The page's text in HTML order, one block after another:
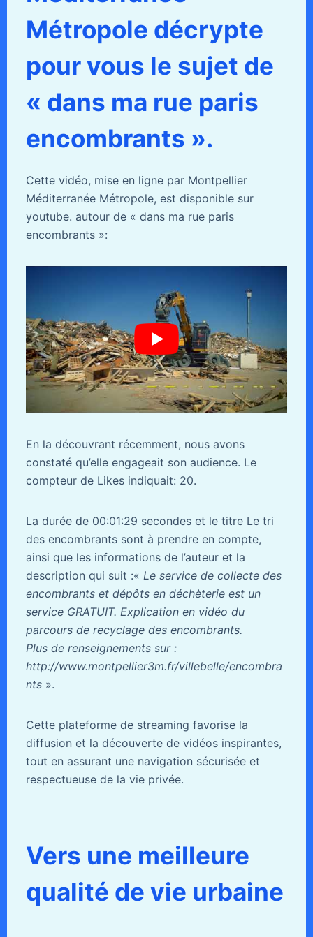
Métropole décrypte
pour vous le sujet de
« dans ma rue paris
encombrants ».
Cette vidéo, mise en ligne par Montpellier
Méditerranée Métropole, est disponible sur
youtube. autour de « dans ma rue paris
encombrants »:
En la découvrant récemment, nous avons
constaté qu’elle engageait son audience. Le
compteur de Likes indiquait: 20.
La durée de 00:01:29 secondes et le titre Le tri
des encombrants sont à prendre en compte,
ainsi que les informations de l’auteur et la
description qui suit :« Le service de collecte des
encombrants et dépôts en déchèterie est un
service GRATUIT. Explication en vidéo du
parcours de recyclage des encombrants.
Plus de renseignements sur :
http://www.montpellier3m.fr/villebelle/encombra
nts ».
Cette plateforme de streaming favorise la
diffusion et la découverte de vidéos inspirantes,
tout en assurant une navigation sécurisée et
respectueuse de la vie privée.
Vers une meilleure
qualité de vie urbaine